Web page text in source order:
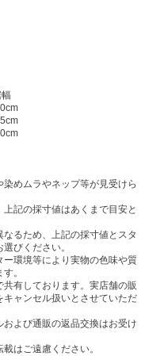
幅
染めムラやネップ等が見受けら
記の採寸値はあくまで目安と
なるため、上記の採寸値とスタ
びください。
ー環境等により実物の色味や質
。
共有しております。実店舗の販
ャンセル扱いとさせていただ
および通販の返品交換はお受け
はご遠慮ください。